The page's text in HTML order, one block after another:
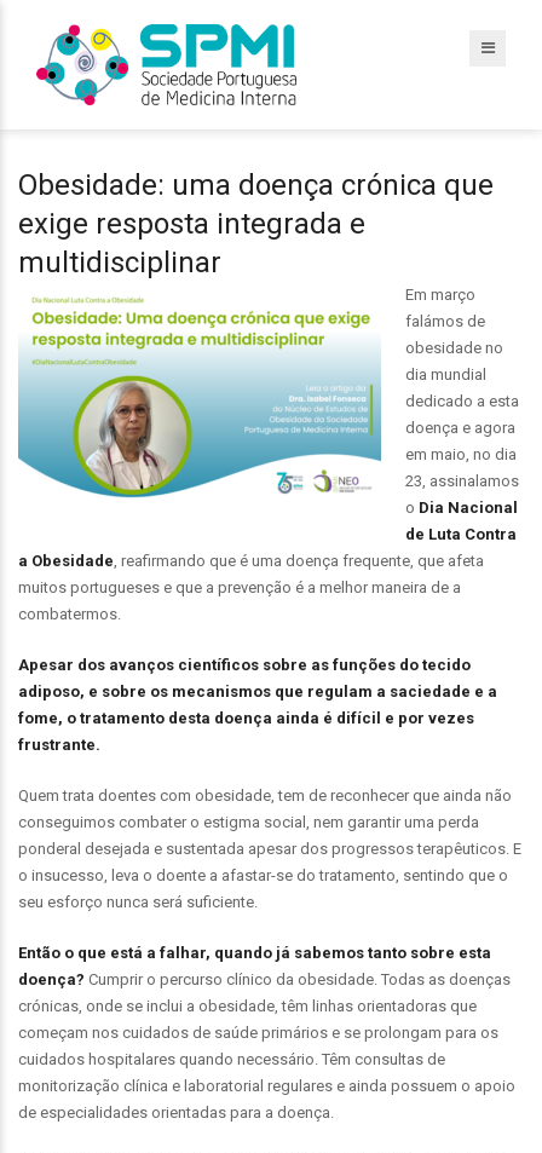
Obesidade: uma doença crónica que
exige resposta integrada e
multidisciplinar
Em março
falámos de
obesidade no
dia mundial
dedicado a esta
doença e agora
em maio, no dia
23, assinalamos
o Dia Nacional
de Luta Contra
a Obesidade, reafirmando que é uma doença frequente, que afeta
muitos portugueses e que a prevenção é a melhor maneira de a
combatermos.
Apesar dos avanços científicos sobre as funções do tecido
adiposo, e sobre os mecanismos que regulam a saciedade e a
fome, o tratamento desta doença ainda é difícil e por vezes
frustrante.
Quem trata doentes com obesidade, tem de reconhecer que ainda não
conseguimos combater o estigma social, nem garantir uma perda
ponderal desejada e sustentada apesar dos progressos terapêuticos. E
o insucesso, leva o doente a afastar-se do tratamento, sentindo que o
seu esforço nunca será suficiente.
Então o que está a falhar, quando já sabemos tanto sobre esta
doença? Cumprir o percurso clínico da obesidade. Todas as doenças
crónicas, onde se inclui a obesidade, têm linhas orientadoras que
começam nos cuidados de saúde primários e se prolongam para os
cuidados hospitalares quando necessário. Têm consultas de
monitorização clínica e laboratorial regulares e ainda possuem o apoio
de especialidades orientadas para a doença.